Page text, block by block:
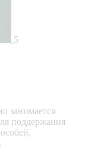
5
занимается
поддержания